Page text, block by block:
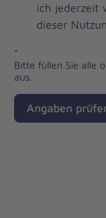
ich jederzeit
dieser
*
Bitte füllen Sie alle
aus.
Angaben